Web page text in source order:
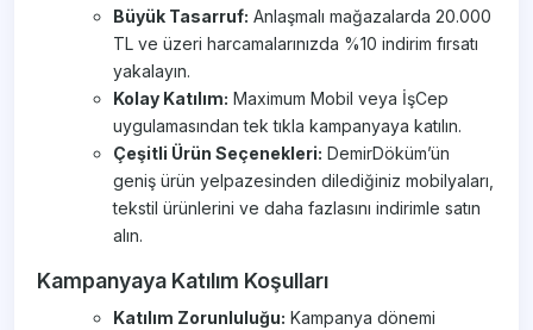
Büyük Tasarruf: Anlaşmalı mağazalarda 20.000
TL ve üzeri harcamalarınızda %10 indirim fırsatı
yakalayın.
Kolay Katılım: Maximum Mobil veya İşCep
uygulamasından tek tıkla kampanyaya katılın.
Çeşitli Ürün Seçenekleri: DemirDöküm’ün
geniş ürün yelpazesinden dilediğiniz mobilyaları,
tekstil ürünlerini ve daha fazlasını indirimle satın
alın.
Kampanyaya Katılım Koşulları
Katılım Zorunluluğu: Kampanya dönemi